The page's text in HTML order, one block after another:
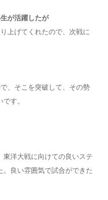
が活躍したが
上げてくれたので、次戦に
、そこを突破して、その勢
す。
洋大戦に向けての良いステ
。良い雰囲気で試合ができた